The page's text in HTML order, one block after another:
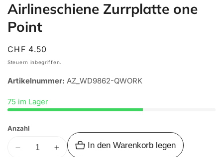
öffnen
Airlineschiene Zurrplatte one
Point
Normaler
Preis
CHF 4.50
Steuern inbegriffen.
Artikelnummer: AZ_WD9862-QWORK
75 im Lager
Anzahl
Verringere
Erhöhe
In den Warenkorb legen